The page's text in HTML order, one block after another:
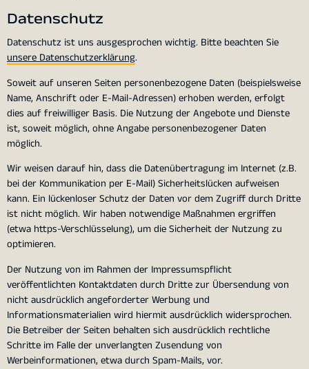
Datenschutz
Datenschutz ist uns ausgesprochen wichtig. Bitte beachten Sie
unsere Datenschutzerklärung.
Soweit auf unseren Seiten personenbezogene Daten (beispielsweise
Name, Anschrift oder E-Mail-Adressen) erhoben werden, erfolgt
dies auf freiwilliger Basis. Die Nutzung der Angebote und Dienste
ist, soweit möglich, ohne Angabe personenbezogener Daten
möglich.
Wir weisen darauf hin, dass die Datenübertragung im Internet (z.B.
bei der Kommunikation per E-Mail) Sicherheitslücken aufweisen
kann. Ein lückenloser Schutz der Daten vor dem Zugriff durch Dritte
ist nicht möglich. Wir haben notwendige Maßnahmen ergriffen
(etwa https-Verschlüsselung), um die Sicherheit der Nutzung zu
optimieren.
Der Nutzung von im Rahmen der Impressumspflicht
veröffentlichten Kontaktdaten durch Dritte zur Übersendung von
nicht ausdrücklich angeforderter Werbung und
Informationsmaterialien wird hiermit ausdrücklich widersprochen.
Die Betreiber der Seiten behalten sich ausdrücklich rechtliche
Schritte im Falle der unverlangten Zusendung von
Werbeinformationen, etwa durch Spam-Mails, vor.